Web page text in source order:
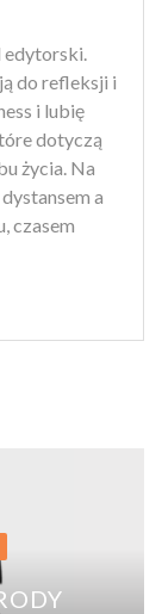
do refleksji i
i lubię
dotyczą
życia. Na
a
czasem